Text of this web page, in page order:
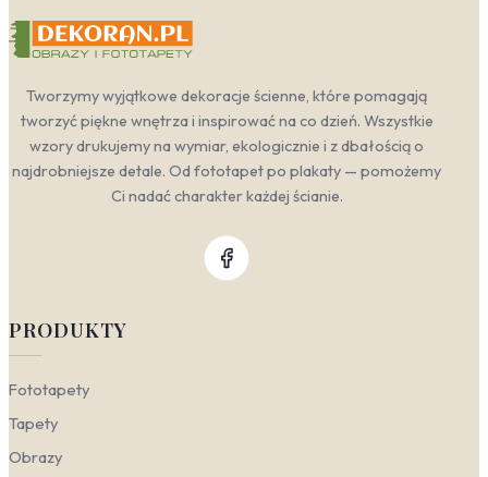
Tworzymy wyjątkowe dekoracje ścienne, które pomagają
tworzyć piękne wnętrza i inspirować na co dzień. Wszystkie
wzory drukujemy na wymiar, ekologicznie i z dbałością o
najdrobniejsze detale. Od fototapet po plakaty — pomożemy
Ci nadać charakter każdej ścianie.
PRODUKTY
Fototapety
Tapety
Obrazy